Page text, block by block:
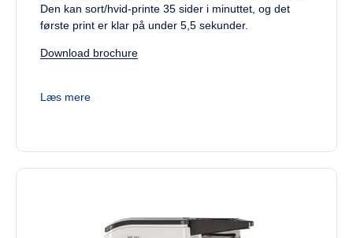
Den kan sort/hvid-printe 35 sider i minuttet, og det
første print er klar på under 5,5 sekunder.
Download brochure
Læs mere